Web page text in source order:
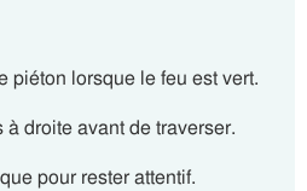
piéton lorsque le feu est vert.
droite avant de traverser.
pour rester attentif.